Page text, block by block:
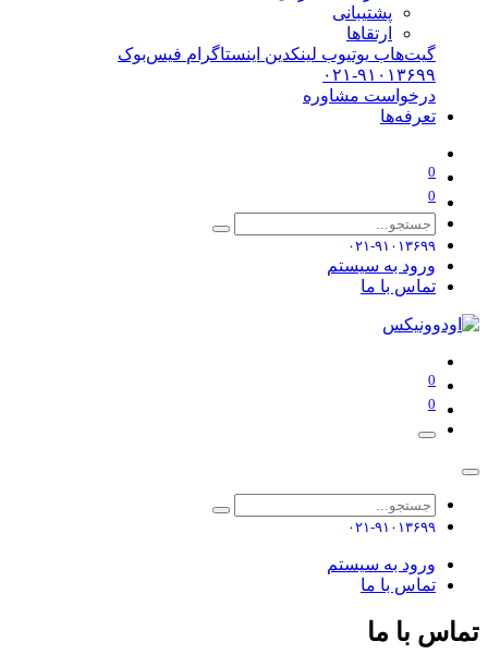
پشتیبانی
ارتقاها
گیت‌هاب یوتیوب لینکدین اینستاگرام فیس‌بوک
۰۲۱-۹۱۰۱۳۶۹۹
درخواست مشاوره
تعرفه‌ها
0
0
۰۲۱-۹۱۰۱۳۶۹۹
ورود به سیستم
تماس با ما
0
0
۰۲۱-۹۱۰۱۳۶۹۹
ورود به سیستم
تماس با ما
تماس با ما